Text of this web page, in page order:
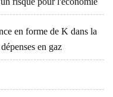
en forme de K dans la
en gaz